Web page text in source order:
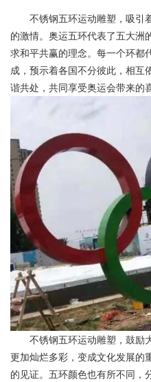
不锈钢五环运动雕塑，吸引
的激情。奥运五环代表了五大洲
求和平共赢的理念。每一个环都
成，预示着各国不分彼此，相互
谐共处，共同享受奥运会带来的
不锈钢五环运动雕塑，鼓励
更加灿烂多彩，变成文化发展的
的见证。五环颜色也有所不同，